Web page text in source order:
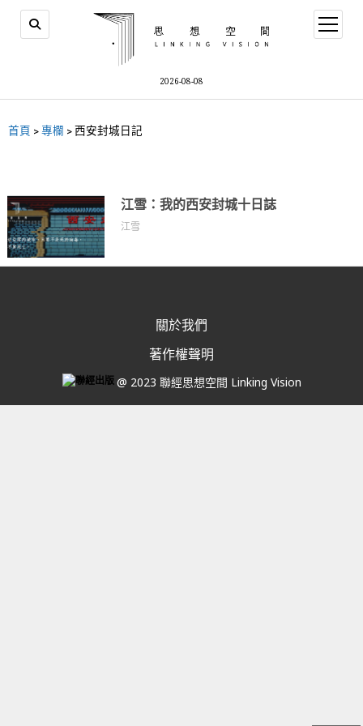
2026-08-08
首頁 >專欄 >西安封城日記
江雪：我的西安封城十日誌
江雪
關於我們
著作權聲明
@ 2023 聯經思想空間 Linking Vision